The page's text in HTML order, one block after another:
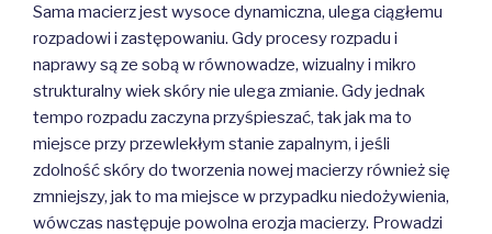
Sama macierz jest wysoce dynamiczna, ulega ciągłemu
rozpadowi i zastępowaniu. Gdy procesy rozpadu i
naprawy są ze sobą w równowadze, wizualny i mikro
strukturalny wiek skóry nie ulega zmianie. Gdy jednak
tempo rozpadu zaczyna przyśpieszać, tak jak ma to
miejsce przy przewlekłym stanie zapalnym, i jeśli
zdolność skóry do tworzenia nowej macierzy również się
zmniejszy, jak to ma miejsce w przypadku niedożywienia,
wówczas następuje powolna erozja macierzy. Prowadzi